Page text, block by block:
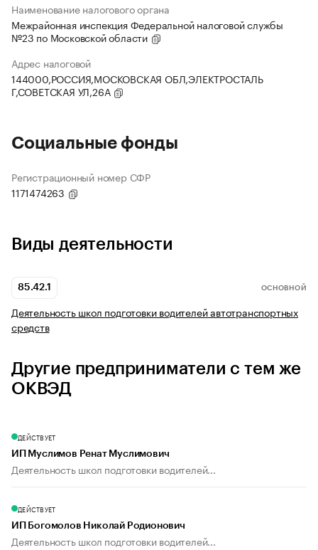
Наименование налогового органа
Межрайонная инспекция Федеральной налоговой службы
№23 по Московской области
Адрес налоговой
144000,РОССИЯ,МОСКОВСКАЯ ОБЛ,ЭЛЕКТРОСТАЛЬ
Г,СОВЕТСКАЯ УЛ,26А
Социальные фонды
Регистрационный номер СФР
1171474263
Виды деятельности
85.42.1 ОСНОВНОЙ
Деятельность школ подготовки водителей автотранспортных
средств
Другие предприниматели с тем же
ОКВЭД
ДЕЙСТВУЕТ
ИП Муслимов Ренат Муслимович
Деятельность школ подготовки водителей...
ДЕЙСТВУЕТ
ИП Богомолов Николай Родионович
Деятельность школ подготовки водителей...